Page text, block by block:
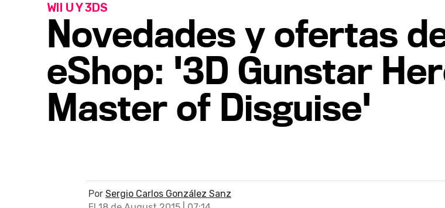
Novedades y ofertas
eShop: '3D Gunstar
Master of Disguise'
WII U Y 3DS
Por Sergio Carlos González Sanz